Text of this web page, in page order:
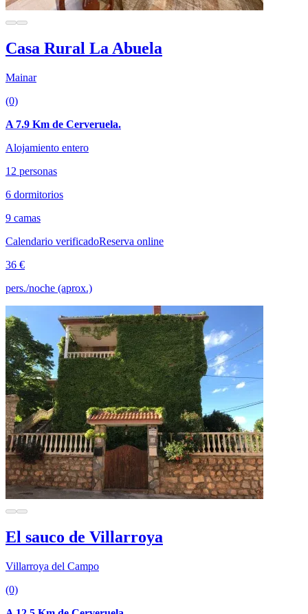
Casa Rural La Abuela
Mainar
(0)
A 7.9 Km de Cerveruela.
Alojamiento entero
12 personas
6 dormitorios
9 camas
Calendario verificadoReserva online
36 €
pers./noche (aprox.)
El sauco de Villarroya
Villarroya del Campo
(0)